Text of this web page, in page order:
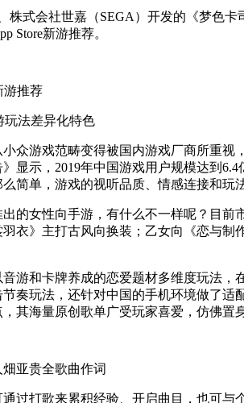
株式会社世嘉（SEGA）开发的《梦色
Store新游推荐。
游推荐
玩法差异化特色
众游戏范畴变得被国内游戏厂商所重视
》显示，2019年中国游戏用户规模达到
简单，游戏的视听品质、情感连接和玩
的女性向手游，有什么不一样呢？目
衣》主打古风向换装；乙女向《恋与
游和卡牌养成的恋爱题材多维度玩法
奏玩法，还针对中国的手机环境做了
，其海量原创歌单广受玩家喜爱，仿佛
畑亚贵全歌曲作词
过打歌来累积经验、开启曲目，也可